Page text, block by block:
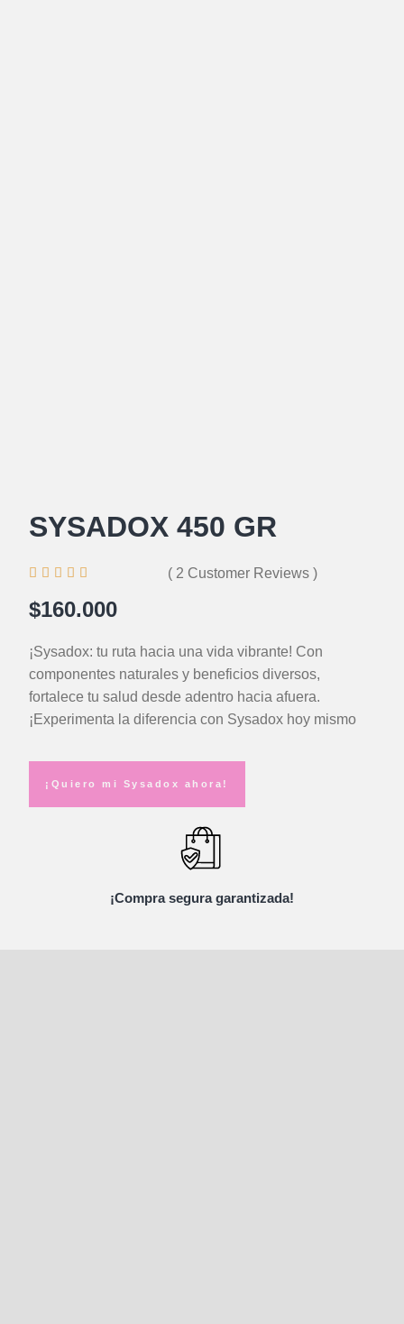
SYSADOX 450 GR
     ( 2 Customer Reviews )
$160.000
¡Sysadox: tu ruta hacia una vida vibrante! Con
componentes naturales y beneficios diversos,
fortalece tu salud desde adentro hacia afuera.
¡Experimenta la diferencia con Sysadox hoy mismo
¡Quiero mi Sysadox ahora!
¡Compra segura garantizada!